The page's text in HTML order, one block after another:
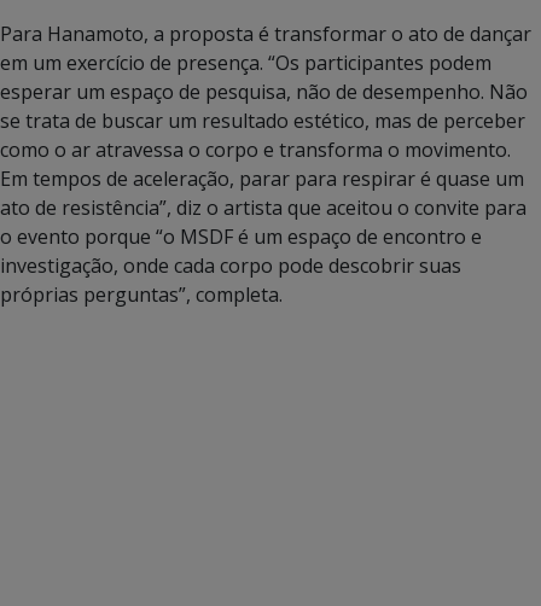
Para Hanamoto, a proposta é transformar o ato de dançar
em um exercício de presença. “Os participantes podem
esperar um espaço de pesquisa, não de desempenho. Não
se trata de buscar um resultado estético, mas de perceber
como o ar atravessa o corpo e transforma o movimento.
Em tempos de aceleração, parar para respirar é quase um
ato de resistência”, diz o artista que aceitou o convite para
o evento porque “o MSDF é um espaço de encontro e
investigação, onde cada corpo pode descobrir suas
próprias perguntas”, completa.